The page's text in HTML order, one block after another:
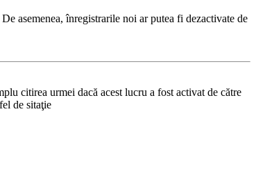
asemenea, înregistrarile noi ar putea fi dezactivate de
citirea urmei dacă acest lucru a fost activat de către
de sitaţie